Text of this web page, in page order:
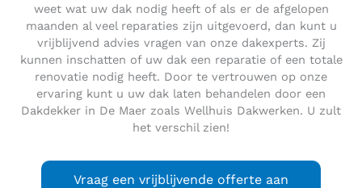
weet wat uw dak nodig heeft of als er de afgelopen
maanden al veel reparaties zijn uitgevoerd, dan kunt u
vrijblijvend advies vragen van onze dakexperts. Zij
kunnen inschatten of uw dak een reparatie of een totale
renovatie nodig heeft. Door te vertrouwen op onze
ervaring kunt u uw dak laten behandelen door een
Dakdekker in De Maer zoals Wellhuis Dakwerken. U zult
het verschil zien!
Vraag een vrijblijvende offerte aan